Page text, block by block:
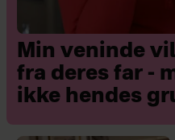
Min veninde
fra deres far -
ikke hendes